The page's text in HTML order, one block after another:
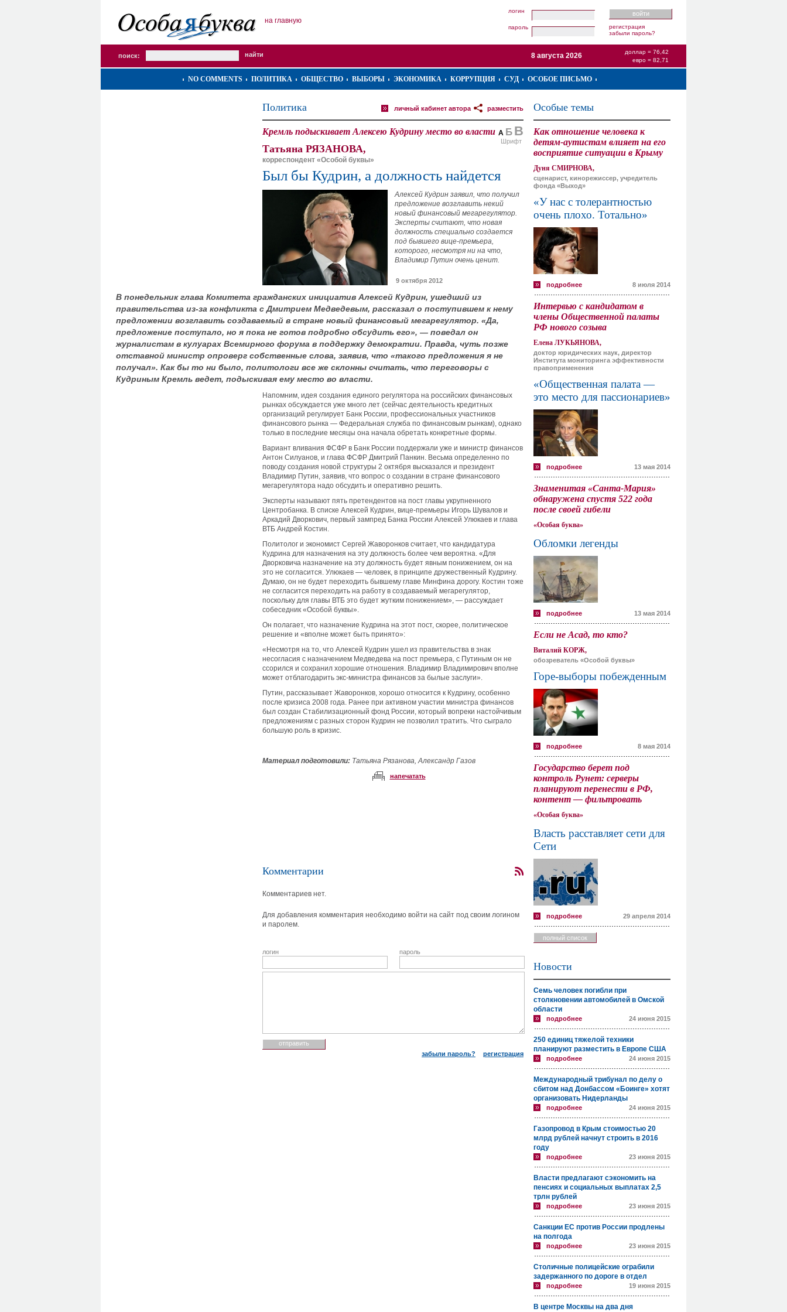
на главную
логин
пароль
регистрация
забыли пароль?
поиск:
доллар = 76,42
евро = 82,71
8 августа 2026
NO COMMENTS ПОЛИТИКА ОБЩЕСТВО ВЫБОРЫ ЭКОНОМИКА КОРРУПЦИЯ СУД ОСОБОЕ ПИСЬМО
Политика разместить
личный кабинет автора
А Б В
Шрифт
Кремль подыскивает Алексею Кудрину место во власти
Татьяна РЯЗАНОВА,
корреспондент «Особой буквы»
Был бы Кудрин, а должность найдется
Алексей Кудрин заявил, что получил
предложение возглавить некий
новый финансовый мегарегулятор.
Эксперты считают, что новая
должность специально создается
под бывшего вице-премьера,
которого, несмотря ни на что,
Владимир Путин очень ценит.
9 октября 2012
В понедельник глава Комитета гражданских инициатив Алексей Кудрин, ушедший из
правительства из-за конфликта с Дмитрием Медведевым, рассказал о поступившем к нему
предложении возглавить создаваемый в стране новый финансовый мегарегулятор. «Да,
предложение поступало, но я пока не готов подробно обсудить его», — поведал он
журналистам в кулуарах Всемирного форума в поддержку демократии. Правда, чуть позже
отставной министр опроверг собственные слова, заявив, что «такого предложения я не
получал». Как бы то ни было, политологи все же склонны считать, что переговоры с
Кудриным Кремль ведет, подыскивая ему место во власти.
Напомним, идея создания единого регулятора на российских финансовых
рынках обсуждается уже много лет (сейчас деятельность кредитных
организаций регулирует Банк России, профессиональных участников
финансового рынка — Федеральная служба по финансовым рынкам), однако
только в последние месяцы она начала обретать конкретные формы.
Вариант вливания ФСФР в Банк России поддержали уже и министр финансов
Антон Силуанов, и глава ФСФР Дмитрий Панкин. Весьма определенно по
поводу создания новой структуры 2 октября высказался и президент
Владимир Путин, заявив, что вопрос о создании в стране финансового
мегарегулятора надо обсудить и оперативно решить.
Эксперты называют пять претендентов на пост главы укрупненного
Центробанка. В списке Алексей Кудрин, вице-премьеры Игорь Шувалов и
Аркадий Дворкович, первый зампред Банка России Алексей Улюкаев и глава
ВТБ Андрей Костин.
Политолог и экономист Сергей Жаворонков считает, что кандидатура
Кудрина для назначения на эту должность более чем вероятна. «Для
Дворковича назначение на эту должность будет явным понижением, он на
это не согласится. Улюкаев — человек, в принципе дружественный Кудрину.
Думаю, он не будет переходить бывшему главе Минфина дорогу. Костин тоже
не согласится переходить на работу в создаваемый мегарегулятор,
поскольку для главы ВТБ это будет жутким понижением», — рассуждает
собеседник «Особой буквы».
Он полагает, что назначение Кудрина на этот пост, скорее, политическое
решение и «вполне может быть принято»:
«Несмотря на то, что Алексей Кудрин ушел из правительства в знак
несогласия с назначением Медведева на пост премьера, с Путиным он не
ссорился и сохранил хорошие отношения. Владимир Владимирович вполне
может отблагодарить экс-министра финансов за былые заслуги».
Путин, рассказывает Жаворонков, хорошо относится к Кудрину, особенно
после кризиса 2008 года. Ранее при активном участии министра финансов
был создан Стабилизационный фонд России, который вопреки настойчивым
предложениям с разных сторон Кудрин не позволил тратить. Что сыграло
большую роль в кризис.
Материал подготовили: Татьяна Рязанова, Александр Газов
напечатать
Комментарии
Комментариев нет.
Для добавления комментария необходимо войти на сайт под своим логином
и паролем.
логин пароль
забыли пароль? регистрация
Особые темы
Как отношение человека к
детям-аутистам влияет на его
восприятие ситуации в Крыму
Дуня СМИРНОВА,
сценарист, кинорежиссер, учредитель
фонда «Выход»
«У нас с толерантностью
очень плохо. Тотально»
подробнее 8 июля 2014
Интервью с кандидатом в
члены Общественной палаты
РФ нового созыва
Елена ЛУКЬЯНОВА,
доктор юридических наук, директор
Института мониторинга эффективности
правоприменения
«Общественная палата —
это место для пассионариев»
подробнее 13 мая 2014
Знаменитая «Санта-Мария»
обнаружена спустя 522 года
после своей гибели
«Особая буква»
Обломки легенды
подробнее 13 мая 2014
Если не Асад, то кто?
Виталий КОРЖ,
обозреватель «Особой буквы»
Горе-выборы побежденным
подробнее 8 мая 2014
Государство берет под
контроль Рунет: серверы
планируют перенести в РФ,
контент — фильтровать
«Особая буква»
Власть расставляет сети для
Сети
подробнее 29 апреля 2014
полный список
Новости
Семь человек погибли при
столкновении автомобилей в Омской
области
подробнее 24 июня 2015
250 единиц тяжелой техники
планируют разместить в Европе США
подробнее 24 июня 2015
Международный трибунал по делу о
сбитом над Донбассом «Боинге» хотят
организовать Нидерланды
подробнее 24 июня 2015
Газопровод в Крым стоимостью 20
млрд рублей начнут строить в 2016
году
подробнее 23 июня 2015
Власти предлагают сэкономить на
пенсиях и социальных выплатах 2,5
трлн рублей
подробнее 23 июня 2015
Санкции ЕС против России продлены
на полгода
подробнее 23 июня 2015
Столичные полицейские ограбили
задержанного по дороге в отдел
подробнее 19 июня 2015
В центре Москвы на два дня